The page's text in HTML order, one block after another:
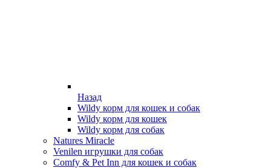
Назад
Wildy корм для кошек и собак
Wildy корм для кошек
Wildy корм для собак
Natures Miracle
Venilen игрушки для собак
Comfy & Pet Inn для кошек и собак